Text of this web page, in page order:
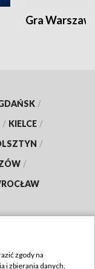
Gra
/
/ KIELCE /
/
/
zgody na
i zbierania danych,